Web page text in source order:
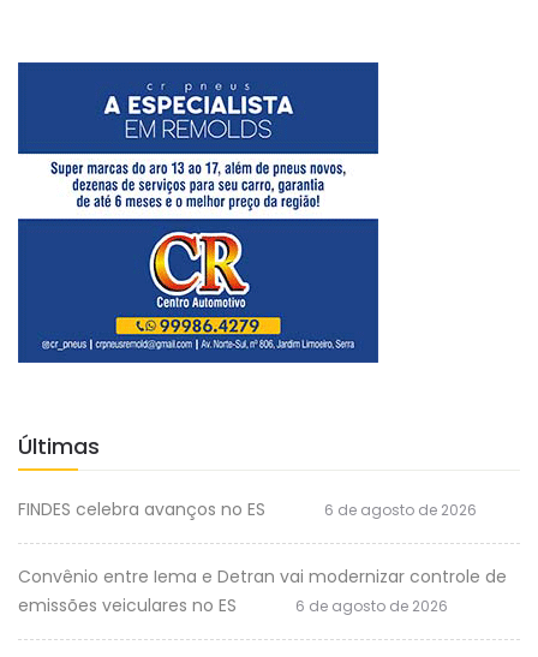
Últimas
FINDES celebra avanços no ES 6 de agosto de 2026
Convênio entre Iema e Detran vai modernizar controle de
emissões veiculares no ES
6 de agosto de 2026